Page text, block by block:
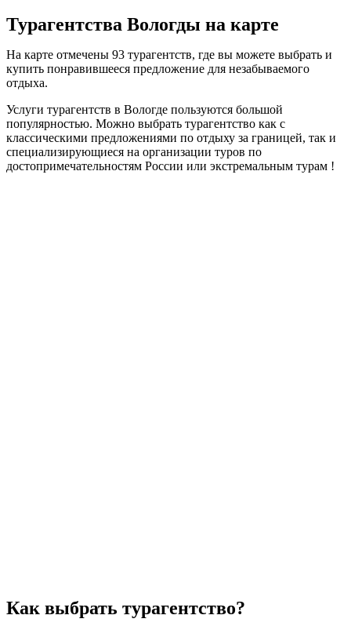
Турагентства Вологды на карте
На карте отмечены 93 турагентств, где вы можете выбрать и
купить понравившееся предложение для незабываемого
отдыха.
Услуги турагентств в Вологде пользуются большой
популярностью. Можно выбрать турагентство как с
классическими предложениями по отдыху за границей, так и
специализирующиеся на организации туров по
достопримечательностям России или экстремальным турам !
Как выбрать турагентство?